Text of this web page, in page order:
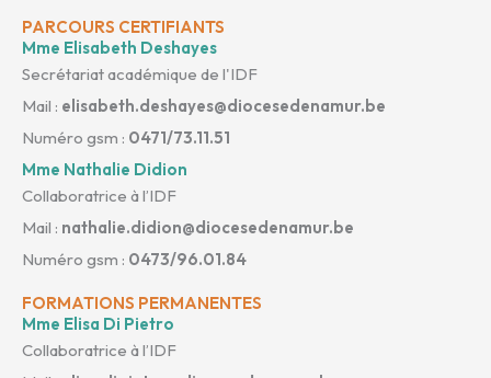
PARCOURS CERTIFIANTS
Mme Elisabeth Deshayes
Secrétariat académique de l'IDF
Mail : elisabeth.deshayes@diocesedenamur.be
Numéro gsm : 0471/73.11.51
Mme Nathalie Didion
Collaboratrice à l’IDF
Mail : nathalie.didion@diocesedenamur.be
Numéro gsm : 0473/96.01.84
FORMATIONS PERMANENTES
Mme Elisa Di Pietro
Collaboratrice à l’IDF